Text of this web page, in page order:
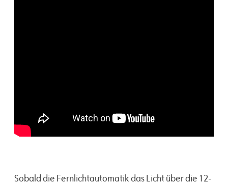
Sobald die Fernlichtautomatik das Licht über die 12-